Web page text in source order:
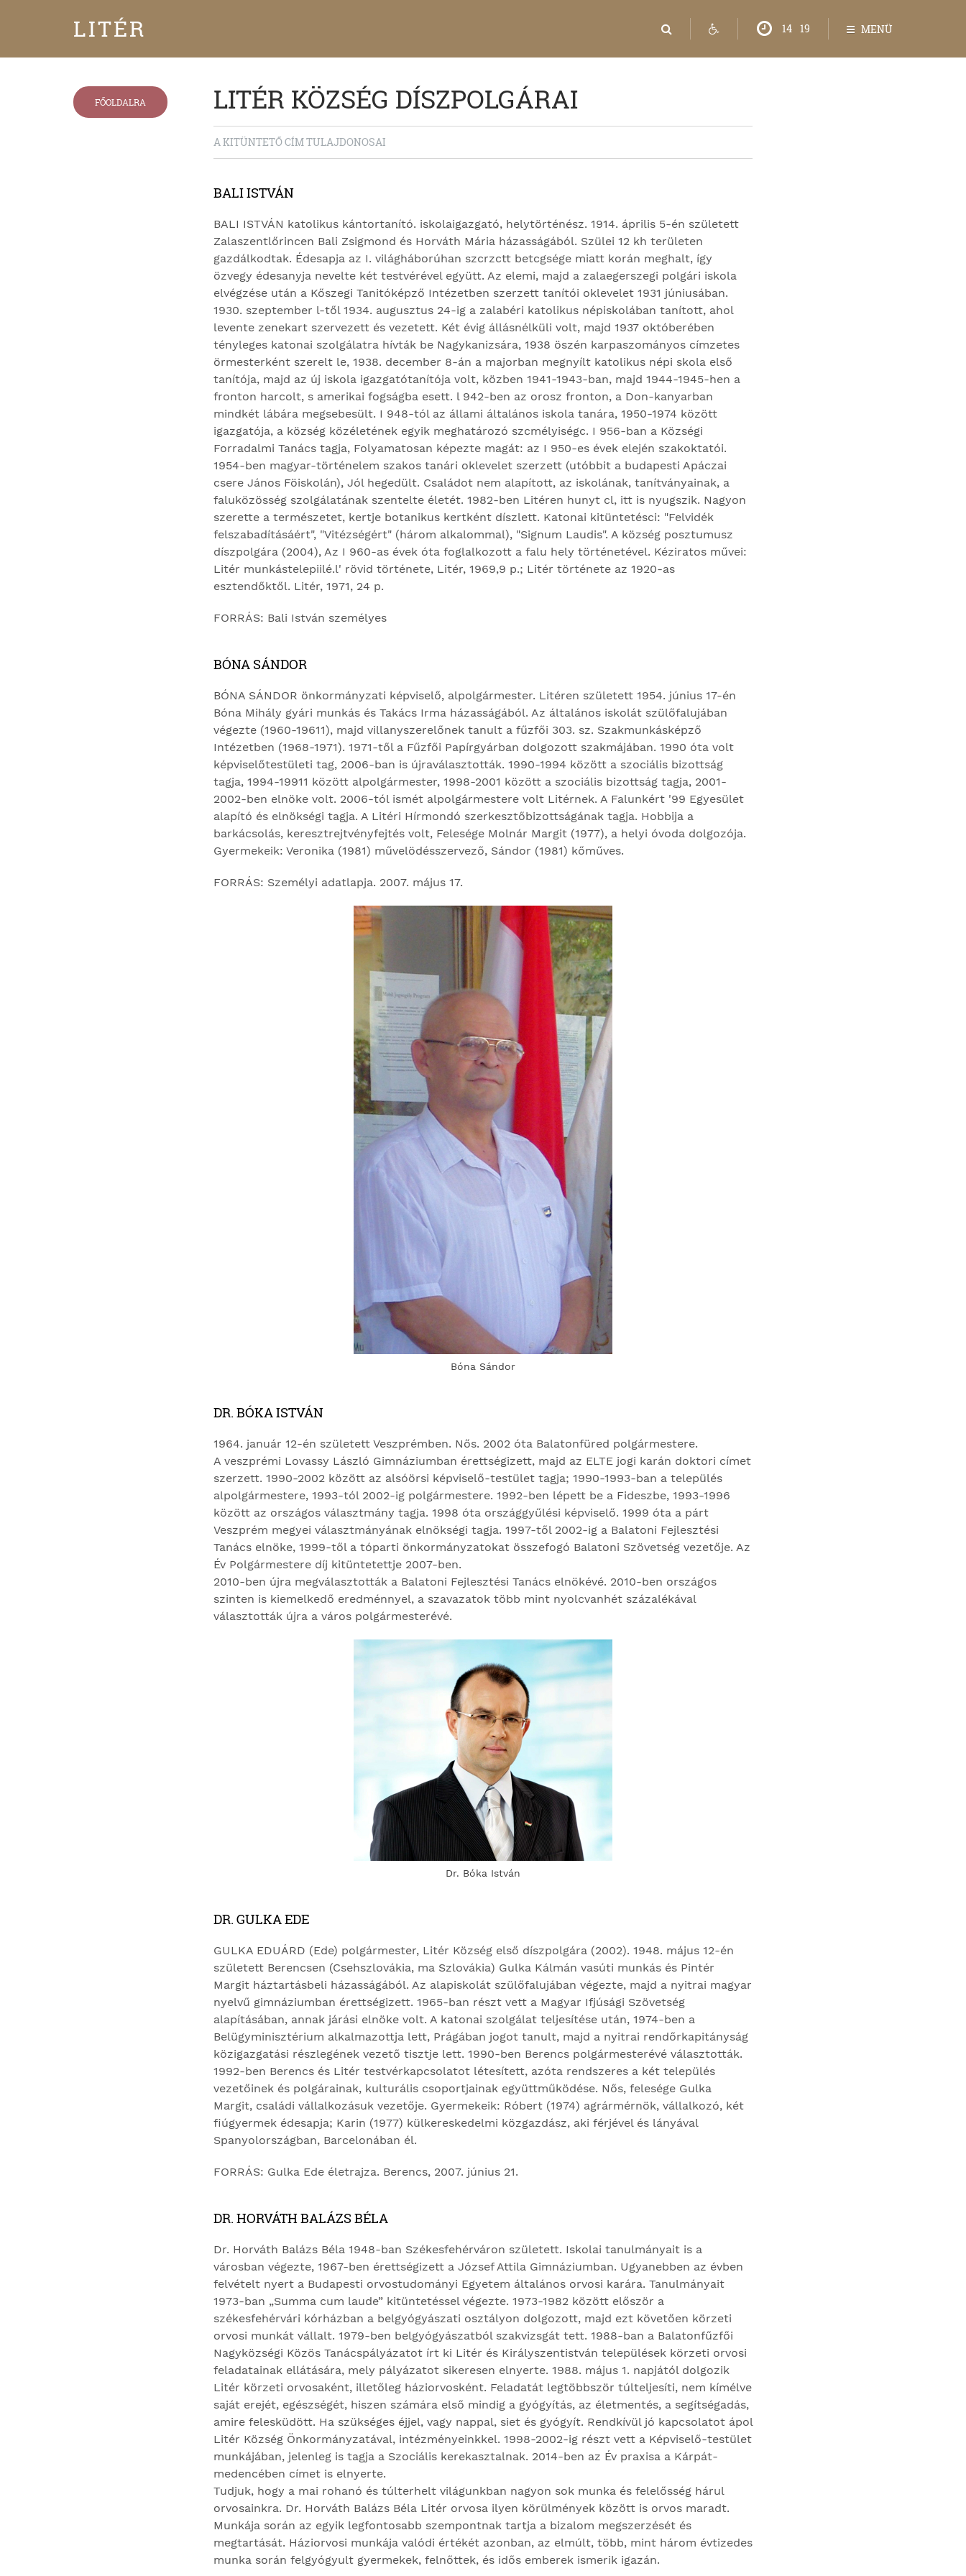
LITÉR 14 19 MENÜ
FŐOLDALRA LITÉR KÖZSÉG DÍSZPOLGÁRAI
A KITÜNTETŐ CÍM TULAJDONOSAI
BALI ISTVÁN
BALI ISTVÁN katolikus kántortanító. iskolaigazgató, helytörténész. 1914. április 5-én született
Zalaszentlőrincen Bali Zsigmond és Horváth Mária házasságából. Szülei 12 kh területen
gazdálkodtak. Édesapja az I. világháborúhan szcrzctt betcgsé­ge miatt korán meghalt, így
özvegy édesanyja nevelte két testvérével együtt. Az elemi, majd a zalaegerszegi polgári iskola
elvégzése után a Kőszegi Tanitóképző Intézetben szerzett tanítói oklevelet 1931 júniusában.
1930. szeptember l-től 1934. augusztus 24-ig a zalabéri katolikus népiskolában tanított, ahol
levente zenekart szervezett és vezetett. Két évig állásnélküli volt, majd 1937 októberében
tényleges katonai szolgálatra hívták be Nagykanizsára, 1938 öszén karpaszományos címzetes
örmesterként szerelt le, 1938. december 8-án a majorban megnyílt katolikus népi s­kola első
tanítója, majd az új iskola igazgatótanítója volt, közben 1941-1943-ban, majd 1944-1945-hen a
fronton harcolt, s amerikai fogságba esett. l 942-ben az orosz fronton, a Don-kanyarban
mindkét lábára megsebesült. I 948-tól az állami általános iskola tanára, 1950-1974 között
igazgatója, a község közéletének egyik meghatáro­zó szcmélyiségc. I 956-ban a Községi
Forradalmi Tanács tagja, Folyamatosan képez­te magát: az I 950-es évek elején szakoktatói.
1954-ben magyar-történelem szakos tanári oklevelet szerzett (utóbbit a budapesti Apáczai
csere János Föiskolán), Jól hegedült. Családot nem alapított, az iskolának, tanítványainak, a
faluközösség szol­gálatának szentelte életét. 1982-ben Litéren hunyt cl, itt is nyugszik. Nagyon
szerette a természetet, kertje botanikus kertként díszlett. Katonai kitüntetésci: "Felvidék
felszabadításáért", "Vitézségért" (három alkalommal), "Signum Laudis". A község posztumusz
díszpolgára (2004), Az I 960-as évek óta foglalkozott a falu hely történe­tével. Kéziratos művei:
Litér munkástelepiilé.l' rövid története, Litér, 1969,9 p.; Litér története az 1920-as
esztendőktől. Litér, 1971, 24 p.
FORRÁS: Bali István személyes
BÓNA SÁNDOR
BÓNA SÁNDOR önkormányzati képviselő, alpolgármester. Litéren született 1954. június 17-én
Bóna Mihály gyári munkás és Takács Irma házasságából. Az általános iskolát szülőfalujában
végezte (1960-19611), majd villanyszerelőnek tanult a fűzfői 303. sz. Szakmunkásképző
Intézetben (1968-1971). 1971-től a Fűzfői Papírgyárban dolgozott szakmájában. 1990 óta volt
képviselőtestületi tag, 2006-ban is újraválasztották. 1990-1994 között a szociális bizottság
tagja, 1994-19911 között alpolgármester, 1998-2001 között a szociális bizottság tagja, 2001-
2002-ben elnöke volt. 2006-tól ismét alpolgármestere volt Litérnek. A Falunkért '99 Egyesület
alapító és elnökségi tagja. A Litéri Hír­mondó szerkesztőbizottságának tagja. Hobbija a
barkácsolás, keresztrejtvényfejtés volt, Felesége Molnár Margit (1977), a helyi óvoda dolgozója.
Gyermekeik: Veronika (1981) művelödésszervező, Sándor (1981) kőműves.
FORRÁS: Személyi adatlapja. 2007. május 17.
Bóna Sándor
DR. BÓKA ISTVÁN
1964. január 12-én született Veszprémben. Nős. 2002 óta Balatonfüred polgármestere.
A veszprémi Lovassy László Gimnáziumban érettségizett, majd az ELTE jogi karán doktori címet
szerzett. 1990-2002 között az alsóörsi képviselő-testület tagja; 1990-1993-ban a település
alpolgármestere, 1993-tól 2002-ig polgármestere. 1992-ben lépett be a Fideszbe, 1993-1996
között az országos választmány tagja. 1998 óta országgyűlési képviselő. 1999 óta a párt
Veszprém megyei választmányának elnökségi tagja. 1997-től 2002-ig a Balatoni Fejlesztési
Tanács elnöke, 1999-től a tóparti önkormányzatokat összefogó Balatoni Szövetség vezetője. Az
Év Polgármestere díj kitüntetettje 2007-ben.
2010-ben újra megválasztották a Balatoni Fejlesztési Tanács elnökévé. 2010-ben országos
szinten is kiemelkedő eredménnyel, a szavazatok több mint nyolcvanhét százalékával
választották újra a város polgármesterévé.
Dr. Bóka István
DR. GULKA EDE
GULKA EDUÁRD (Ede) polgármester, Litér Község első díszpolgára (2002). 1948. május 12-én
született Berencsen (Csehszlovákia, ma Szlovákia) Gulka Kálmán vasúti munkás és Pintér
Margit háztartásbeli házasságából. Az alapiskolát szülőfalu­jában végezte, majd a nyitrai magyar
nyelvű gimnáziumban érettségizett. 1965-ban részt vett a Magyar Ifjúsági Szövetség
alapításában, annak járási elnöke volt. A katonai szolgálat teljesítése után, 1974-ben a
Belügyminisztérium alkalmazottja lett, Prágában jogot tanult, majd a nyitrai rendőrkapitányság
közigazgatási részlegének vezető tisztje lett. 1990-ben Berencs polgármesterévé választották.
1992-ben Berencs és Litér testvérkapcsolatot létesí­tett, azóta rendszeres a két település
vezetőinek és polgárainak, kulturális csoportjai­nak együttműködése. Nős, felesége Gulka
Margit, családi vállalkozásuk vezetője. Gyermekeik: Róbert (1974) agrármérnök, vállalkozó, két
fiúgyermek édesapja; Karin (1977) külkereskedelmi közgazdász, aki férjével és lányával
Spanyolország­ban, Barcelonában él.
FORRÁS: Gulka Ede életrajza. Berencs, 2007. június 21.
DR. HORVÁTH BALÁZS BÉLA
Dr. Horváth Balázs Béla 1948-ban Székesfehérváron született. Iskolai tanulmányait is a
városban végezte, 1967-ben érettségizett a József Attila Gimnáziumban. Ugyanebben az évben
felvételt nyert a Budapesti orvostudományi Egyetem általános orvosi karára. Tanulmányait
1973-ban „Summa cum laude” kitüntetéssel végezte. 1973-1982 között először a
székesfehérvári kórházban a belgyógyászati osztályon dolgozott, majd ezt követően körzeti
orvosi munkát vállalt. 1979-ben belgyógyászatból szakvizsgát tett. 1988-ban a Balatonfűzfői
Nagyközségi Közös Tanácspályázatot írt ki Litér és Királyszentistván települések körzeti orvosi
feladatainak ellátására, mely pályázatot sikeresen elnyerte. 1988. május 1. napjától dolgozik
Litér körzeti orvosaként, illetőleg háziorvosként. Feladatát legtöbbször túlteljesíti, nem kímélve
saját erejét, egészségét, hiszen számára első mindig a gyógyítás, az életmentés, a segítségadás,
amire felesküdött. Ha szükséges éjjel, vagy nappal, siet és gyógyít. Rendkívül jó kapcsolatot ápol
Litér Község Önkormányzatával, intézményeinkkel. 1998-2002-ig részt vett a Képviselő-testület
munkájában, jelenleg is tagja a Szociális kerekasztalnak. 2014-ben az Év praxisa a Kárpát-
medencében címet is elnyerte.
Tudjuk, hogy a mai rohanó és túlterhelt világunkban nagyon sok munka és felelősség hárul
orvosainkra. Dr. Horváth Balázs Béla Litér orvosa ilyen körülmények között is orvos maradt.
Munkája során az egyik legfontosabb szempontnak tartja a bizalom megszerzését és
megtartását. Háziorvosi munkája valódi értékét azonban, az elmúlt, több, mint három évtizedes
munka során felgyógyult gyermekek, felnőttek, és idős emberek ismerik igazán.